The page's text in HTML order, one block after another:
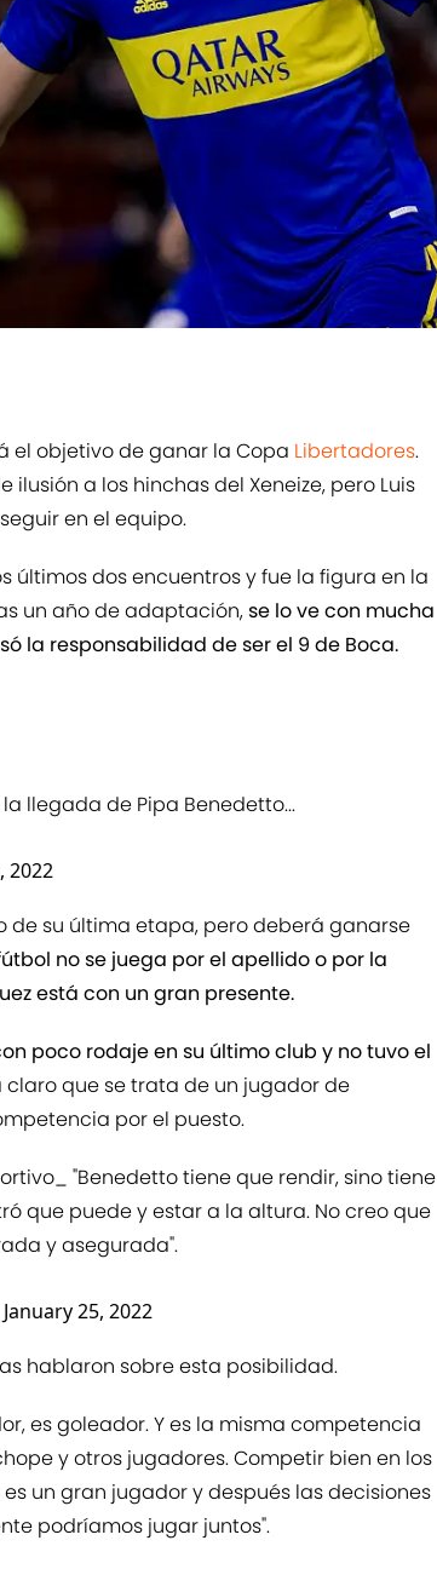
el objetivo de ganar la Copa Libertadores.
a los hinchas del Xeneize, pero Luis
en el equipo.
últimos dos encuentros y fue la figura en la
un año de adaptación,se lo ve con mucha
la responsabilidad de ser el 9 de Boca.
llegada de Pipa Benedetto...
2022
de su última etapa, pero deberá ganarse
no se juega por el apellido o por la
está con un gran presente.
poco rodaje en su último club y no tuvo el
claro que se trata de un jugador de
por el puesto.
"Benedetto tiene que rendir, sino tiene
que puede y estar a la altura. No creo que
y asegurada".
January 25, 2022
hablaron sobre esta posibilidad.
es goleador. Y es la misma competencia
y otros jugadores. Competir bien en los
un gran jugador y después las decisiones
podríamos jugar juntos".